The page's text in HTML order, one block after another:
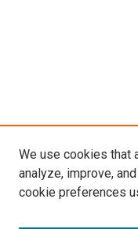
We use cookies that
analyze, improve,
cookie preferences